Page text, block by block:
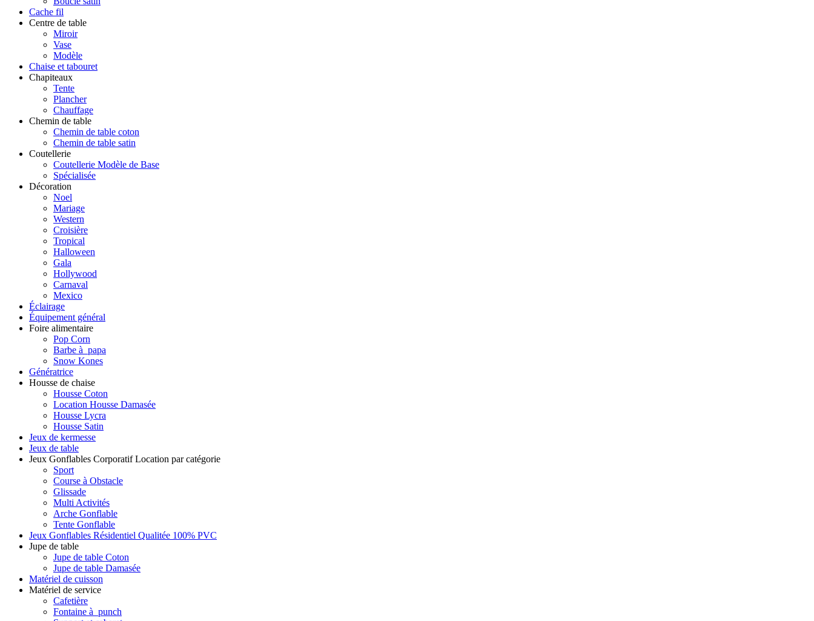
Cache fil
Centre de table
Miroir
Vase
Modèle
Chaise et tabouret
Chapiteaux
Tente
Plancher
Chauffage
Chemin de table
Chemin de table coton
Chemin de table satin
Coutellerie
Coutellerie Modèle de Base
Spécialisée
Décoration
Noel
Mariage
Western
Croisière
Tropical
Halloween
Gala
Hollywood
Carnaval
Mexico
Éclairage
Équipement général
Foire alimentaire
Pop Corn
Barbe à papa
Snow Kones
Génératrice
Housse de chaise
Housse Coton
Location Housse Damasée
Housse Lycra
Housse Satin
Jeux de kermesse
Jeux de table
Jeux Gonflables Corporatif Location par catégorie
Sport
Course à Obstacle
Glissade
Multi Activités
Arche Gonflable
Tente Gonflable
Jeux Gonflables Résidentiel Qualitée 100% PVC
Jupe de table
Jupe de table Coton
Jupe de table Damasée
Matériel de cuisson
Matériel de service
Cafetière
Fontaine à punch